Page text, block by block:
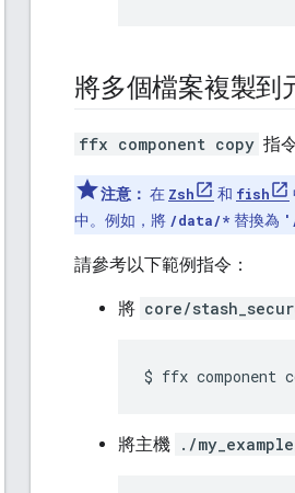
將多個檔案複製到
ffx component copy 指
注意： 在 Zsh 和 fish
中。例如，將 /data/* 替換為
請參考以下範例指令：
將 core/
將主機 ./